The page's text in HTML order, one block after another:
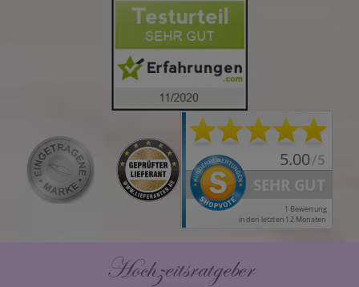
Hochzeitsratgeber